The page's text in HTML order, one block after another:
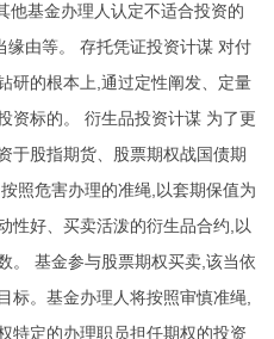
他基金办理人认定不适合投资的
缘由等。 存托凭证投资计谋 对付
研的根本上,通过定性阐发、定量
资标的。 衍生品投资计谋 为了更
于股指期货、股票期权战国债期
照危害办理的准绳,以套期保值为
性好、买卖活泼的衍生品合约,以
。 基金参与股票期权买卖,该当依
标。基金办理人将按照审慎准绳,
特定的办理职员担任期权的投资